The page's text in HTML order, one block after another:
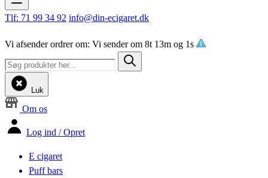
Tlf: 71 99 34 92 info@din-ecigaret.dk
Vi afsender ordrer om: Vi sender om 8t 13m og 0s
Luk
Om os
Log ind / Opret
E cigaret
Puff bars